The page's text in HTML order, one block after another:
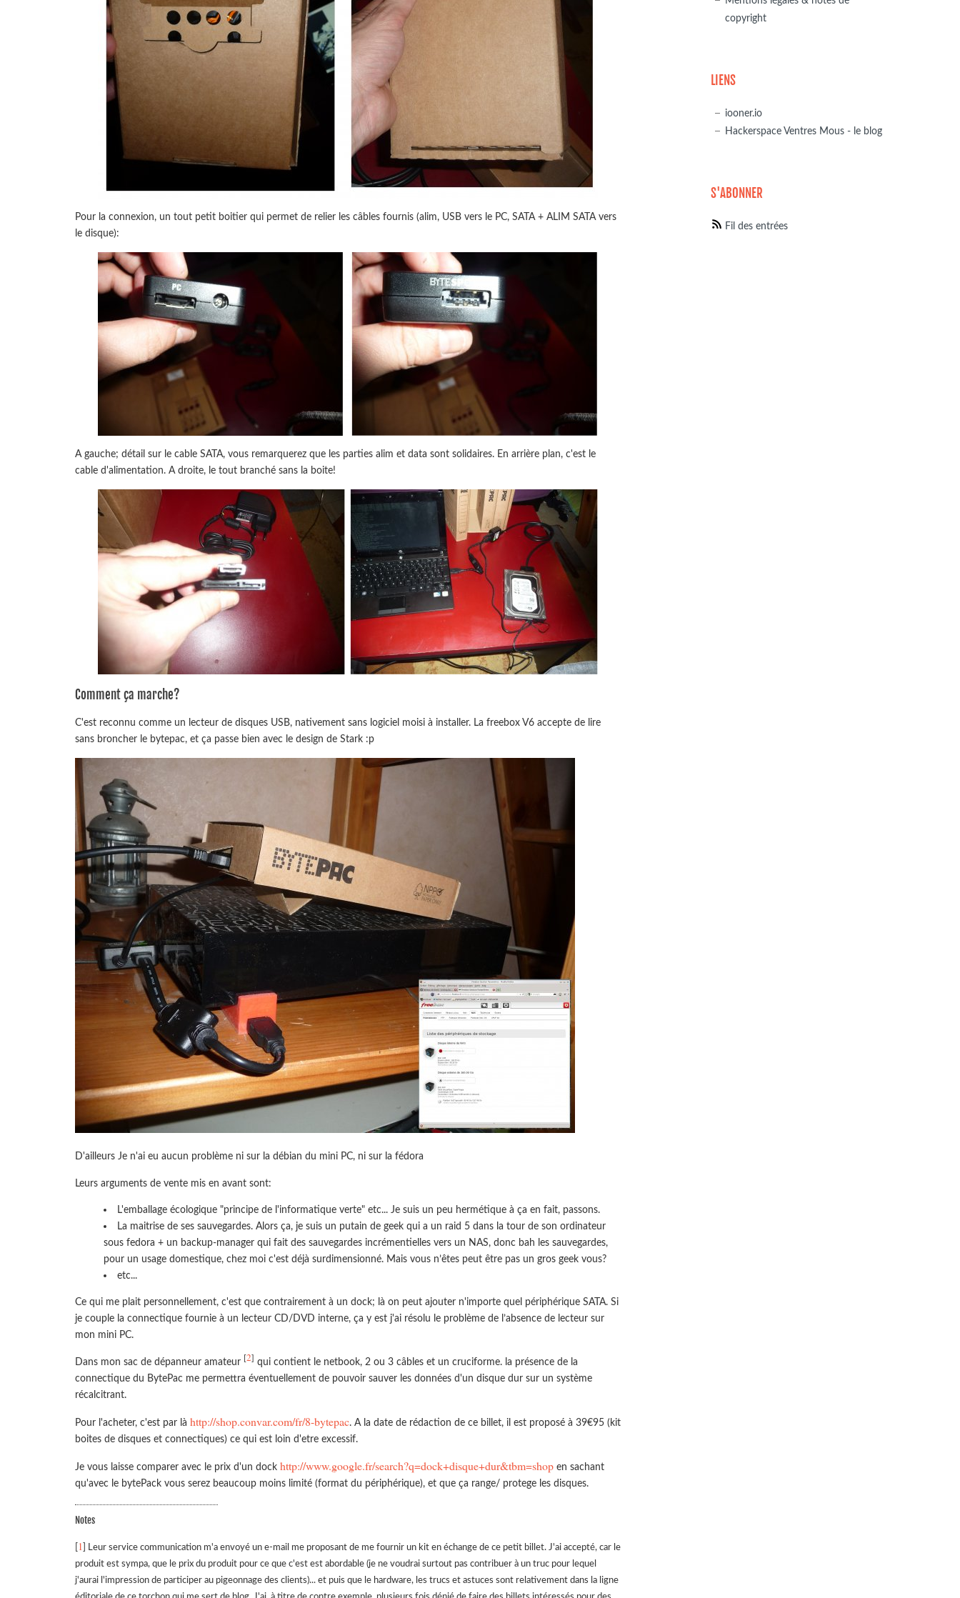
Pour la connexion, un tout petit boitier qui permet de relier les câbles fournis (alim, USB vers le PC, SATA + ALIM SATA vers
le disque):
A gauche; détail sur le cable SATA, vous remarquerez que les parties alim et data sont solidaires. En arrière plan, c'est le
cable d'alimentation. A droite, le tout branché sans la boite!
Comment ça marche?
C'est reconnu comme un lecteur de disques USB, nativement sans logiciel moisi à installer. La freebox V6 accepte de lire
sans broncher le bytepac, et ça passe bien avec le design de Stark :p
D'ailleurs Je n'ai eu aucun problème ni sur la débian du mini PC, ni sur la fédora
Leurs arguments de vente mis en avant sont:
L'emballage écologique "principe de l'informatique verte" etc... Je suis un peu hermétique à ça en fait, passons.
La maitrise de ses sauvegardes. Alors ça, je suis un putain de geek qui a un raid 5 dans la tour de son ordinateur
sous fedora + un backup-manager qui fait des sauvegardes incrémentielles vers un NAS, donc bah les sauvegardes,
pour un usage domestique, chez moi c'est déjà surdimensionné. Mais vous n’êtes peut être pas un gros geek vous?
etc...
Ce qui me plait personnellement, c'est que contrairement à un dock; là on peut ajouter n'importe quel périphérique SATA. Si
je couple la connectique fournie à un lecteur CD/DVD interne, ça y est j'ai résolu le problème de l’absence de lecteur sur
mon mini PC.
Dans mon sac de dépanneur amateur [2] qui contient le netbook, 2 ou 3 câbles et un cruciforme. la présence de la
connectique du BytePac me permettra éventuellement de pouvoir sauver les données d'un disque dur sur un système
récalcitrant.
Pour l'acheter, c'est par là http://shop.convar.com/fr/8-bytepac. A la date de rédaction de ce billet, il est proposé à 39€95 (kit
boites de disques et connectiques) ce qui est loin d'etre excessif.
Je vous laisse comparer avec le prix d'un dock http://www.google.fr/search?q=dock+disque+dur&tbm=shop en sachant
qu'avec le bytePack vous serez beaucoup moins limité (format du périphérique), et que ça range/ protege les disques.
Notes
1
] Leur service communication m'a envoyé un e-mail me proposant de me fournir un kit en échange de ce petit billet. J'ai accepté, car le
produit est sympa, que le prix du produit pour ce que c'est est abordable (je ne voudrai surtout pas contribuer à un truc pour lequel
j'aurai l'impression de participer au pigeonnage des clients)... et puis que le hardware, les trucs et astuces sont relativement dans la ligne
copyright
LIENS
iooner.io
Hackerspace Ventres Mous - le blog
S'ABONNER
Fil des entrées